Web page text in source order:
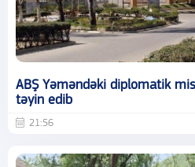
ABŞ Yəməndəki diplomatik
təyin edib
21:56